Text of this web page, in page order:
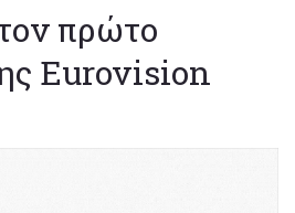
πρώτο
Eurovision